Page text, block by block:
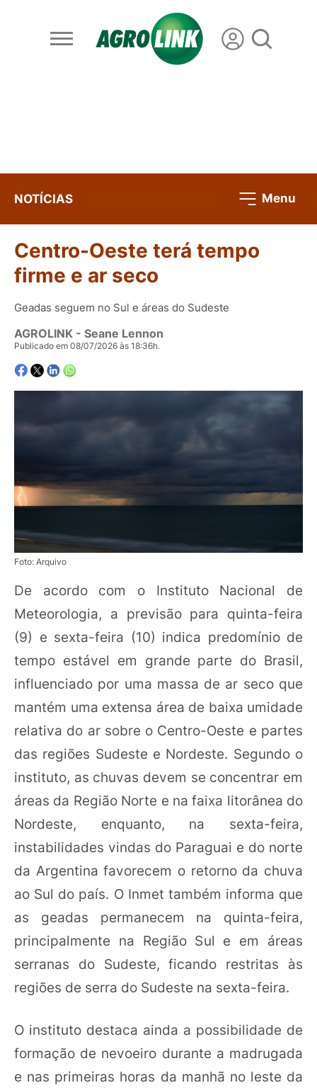
NOTÍCIAS Menu
Centro-Oeste terá tempo
firme e ar seco
Geadas seguem no Sul e áreas do Sudeste
AGROLINK - Seane Lennon
Publicado em 08/07/2026 às 18:36h.
Foto: Arquivo
De acordo com o Instituto Nacional de
Meteorologia, a previsão para quinta-feira
(9) e sexta-feira (10) indica predomínio de
tempo estável em grande parte do Brasil,
influenciado por uma massa de ar seco que
mantém uma extensa área de baixa umidade
relativa do ar sobre o Centro-Oeste e partes
das regiões Sudeste e Nordeste. Segundo o
instituto, as chuvas devem se concentrar em
áreas da Região Norte e na faixa litorânea do
Nordeste, enquanto, na sexta-feira,
instabilidades vindas do Paraguai e do norte
da Argentina favorecem o retorno da chuva
ao Sul do país. O Inmet também informa que
as geadas permanecem na quinta-feira,
principalmente na Região Sul e em áreas
serranas do Sudeste, ficando restritas às
regiões de serra do Sudeste na sexta-feira.
O instituto destaca ainda a possibilidade de
formação de nevoeiro durante a madrugada
e nas primeiras horas da manhã no leste da